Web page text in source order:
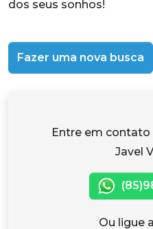
dos seus sonhos!
Fazer uma nova busca
Entre em
Javel
Ou ligue